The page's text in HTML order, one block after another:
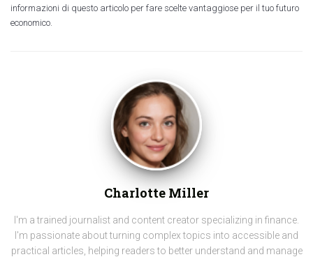
informazioni di questo articolo per fare scelte vantaggiose per il tuo futuro
economico.
Charlotte Miller
I'm a trained journalist and content creator specializing in finance.
I'm passionate about turning complex topics into accessible and
practical articles, helping readers to better understand and manage